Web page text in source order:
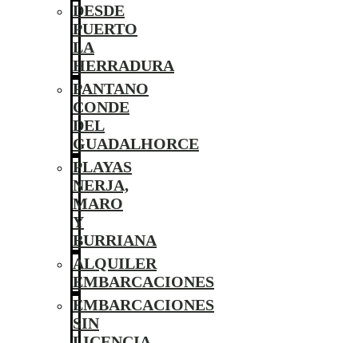
DESDE
PUERTO
LA
HERRADURA
PANTANO
CONDE
DEL
GUADALHORCE
PLAYAS
NERJA,
MARO
Y
BURRIANA
ALQUILER
EMBARCACIONES
EMBARCACIONES
SIN